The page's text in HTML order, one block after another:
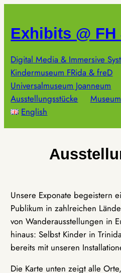
springen
Exhibits @ FH
Digital Media & Immersive
Kindermuseum FRida & freD
Universalmuseum Joanneum
Ausstellungsstücke
English
Unsere Exponate begeistern
Publikum in zahlreichen
von Wanderausstellungen in
hinaus: Selbst Kinder in
bereits mit unseren
Die Karte unten zeigt alle